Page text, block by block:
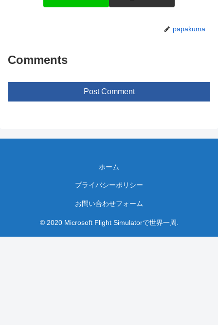
papakuma
Comments
Post Comment
ホーム
プライバシーポリシー
お問い合わせフォーム
© 2020 Microsoft Flight Simulatorで世界一周.